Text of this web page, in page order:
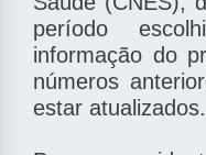
período
informação do
números
estar atualizados.